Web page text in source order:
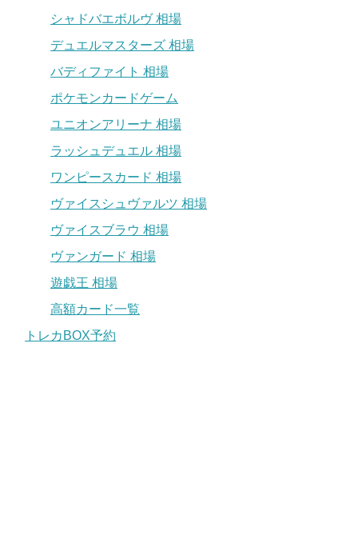
シャドバエボルヴ 相場
デュエルマスターズ 相場
バディファイト 相場
ポケモンカードゲーム
ユニオンアリーナ 相場
ラッシュデュエル 相場
ワンピースカード 相場
ヴァイスシュヴァルツ 相場
ヴァイスブラウ 相場
ヴァンガード 相場
遊戯王 相場
高額カード一覧
トレカBOX予約